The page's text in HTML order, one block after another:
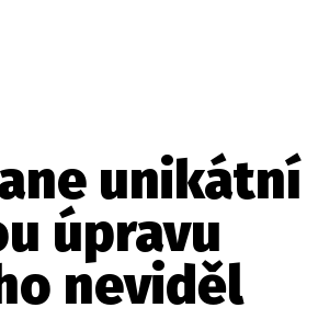
unikátní
úpravu
neviděl